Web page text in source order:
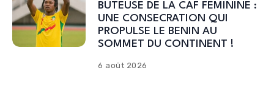
BUTEUSE DE LA CAF FEMININE :
UNE CONSECRATION QUI
PROPULSE LE BENIN AU
SOMMET DU CONTINENT !
6 août 2026